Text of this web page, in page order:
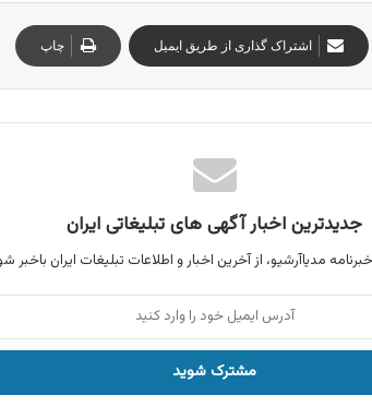
اشتراک گذاری از طریق ایمیل چاپ
جدیدترین اخبار آگهی های تبلیغاتی ایران
مدیاآرشیو، از آخرین اخبار و اطلاعات تبلیغات ایران باخبر